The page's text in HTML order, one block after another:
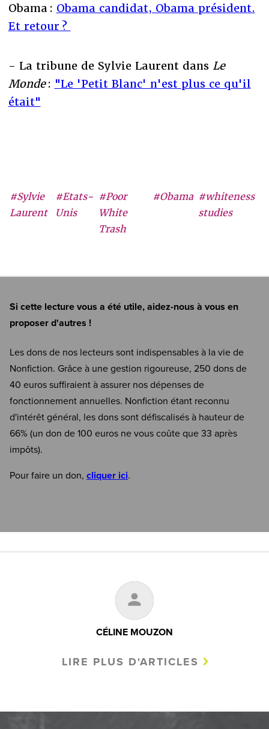
#Sylvie
Laurent
#Etats-
Unis
#Poor
White
Trash
#Obama #whiteness
studies
Obama : Obama candidat, Obama président.
Et retour ?
- La tribune de Sylvie Laurent dans Le
Monde: "Le 'Petit Blanc' n'est plus ce qu'il
était"
Si cette lecture vous a été utile, aidez-nous à vous en
proposer d'autres !
Les dons de nos lecteurs sont indispensables à la vie de
Nonfiction. Grâce à une gestion rigoureuse, 250 dons de
40 euros suffiraient à assurer nos dépenses de
fonctionnement annuelles. Nonfiction étant reconnu
d'intérêt général, les dons sont défiscalisés à hauteur de
66% (un don de 100 euros ne vous coûte que 33 après
impôts).
Pour faire un don, cliquer ici.
CÉLINE MOUZON
LIRE PLUS D'ARTICLES